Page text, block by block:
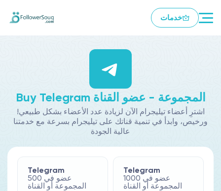
خدمات
Buy Telegram المجموعة - عضو القناة
!اشترِ أعضاء تيليجرام الآن لزيادة عدد الأعضاء بشكل طبيعي
ورخيص، وابدأ في تنمية قناتك على تيليجرام بسرعة مع خدمتنا
عالية الجودة
Telegram
500 عضو في
المجموعة أو القناة
Telegram
1000 عضو في
المجموعة أو القناة